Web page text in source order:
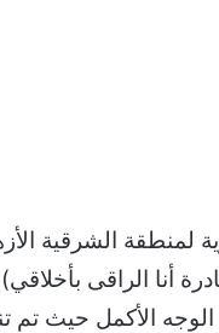
لمنطقة الشرقية
أنا الراقى بأخلاقي)
الأكمل حيث تم